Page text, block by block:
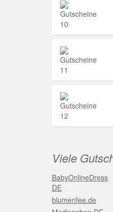
Viele
BabyOnlineDress
DE
blumenfee.de